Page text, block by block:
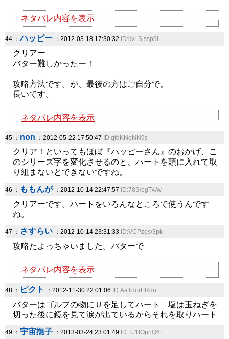
ネタバレ内容を表示
44 ：ハッピー ：2012-03-18 17:30:32 ID:kvLS.ssp9I
クリアー
バター難しかったー！
攻略方法です。が、最後の方はご自分で。
長いです。
ネタバレ内容を表示
45 ： non ：2012-05-22 17:50:47 ID:qfdKNoNN9s
クリア！といってもほぼ『ハッピーさん』のおかげ、こ
のシリーズ字を変化させるのと、ハートを頭に入れて取
り組まないとできないですね。
46 ： ももんが：2012-10-14 22:47:57 ID:78S/bgT4/w
クリアーです。ハートをいろんなところで使うんです
ね。
47 ： さすらい ：2012-10-14 23:31:33 ID:VCPzqs/3pk
攻略たよっちゃいました。バターで
ネタバレ内容を表示
48 ： ピクト ：2012-11-30 22:01:06 ID:AaTdorERdo
バターはゴルフの物にＵを足してハート 塩は玉ねぎを
切った後に鏡を見て涙が出ているからそれを取りハート
49 ： 宇宙撫子 ：2013-03-24 23:01:49 ID:TJ1fOpnQ6E